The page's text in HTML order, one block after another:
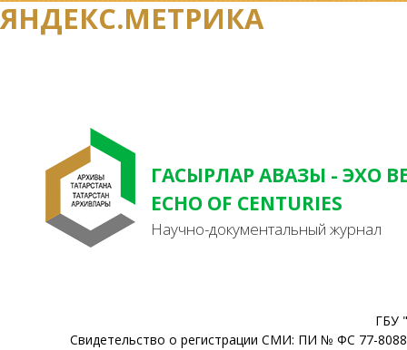
ЯНДЕКС.МЕТРИКА
ГАСЫРЛАР АВАЗЫ - ЭХО
ECHO OF CENTURIES
Научно-документальный журнал
ГБУ
Свидетельство о регистрации СМИ: ПИ № ФС 77-